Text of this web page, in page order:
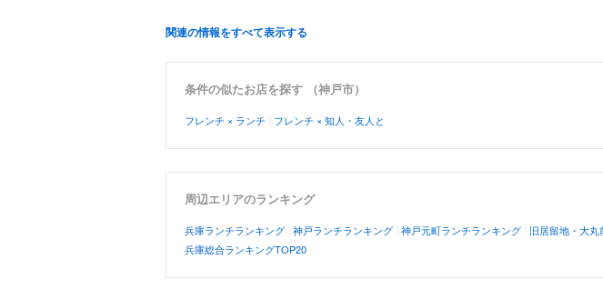
関連の情報をすべて表示する
条件の似たお店を探す （神戸市）
フレンチ × ランチ フレンチ × 知人・友人と
周辺エリアのランキング
兵庫ランチランキング 神戸ランチランキング 神戸元町ランチランキング
旧居留地・大
兵庫総合ランキングTOP20